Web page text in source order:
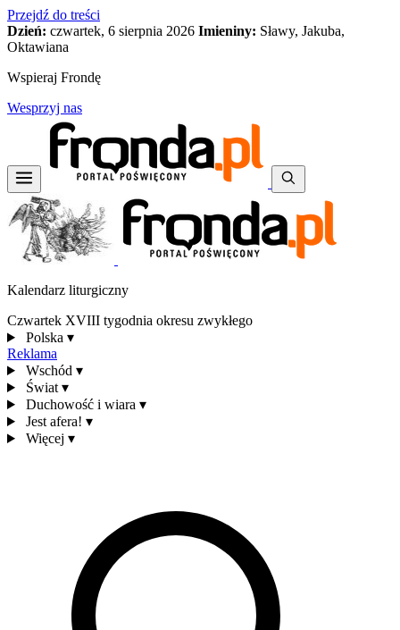
Przejdź do treści
Dzień: czwartek, 6 sierpnia 2026 Imieniny: Sławy, Jakuba,
Oktawiana
Wspieraj Frondę
Wesprzyj nas
Kalendarz liturgiczny
Czwartek XVIII tygodnia okresu zwykłego
Polska ▾
Reklama
Wschód ▾
Świat ▾
Duchowość i wiara ▾
Jest afera! ▾
Więcej ▾